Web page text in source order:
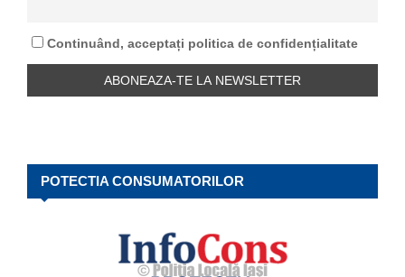
H
Continuând, acceptați politica de confidențialitate
POTECTIA CONSUMATORILOR